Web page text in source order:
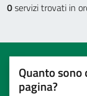
0servizi trovati in
Quanto
pagina?